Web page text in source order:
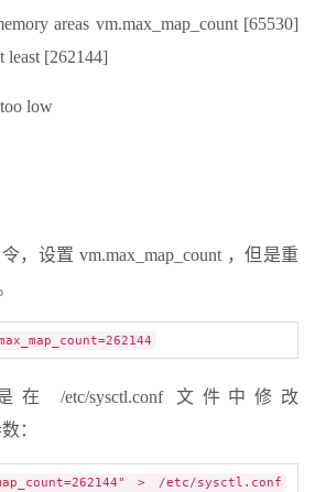
areas vm.max_map_count [65530]
least [262144]
low
，设置 vm.max_map_count ，但是重
/etc/sysctl.conf 文件中修改
：
> /etc/sysctl.conf